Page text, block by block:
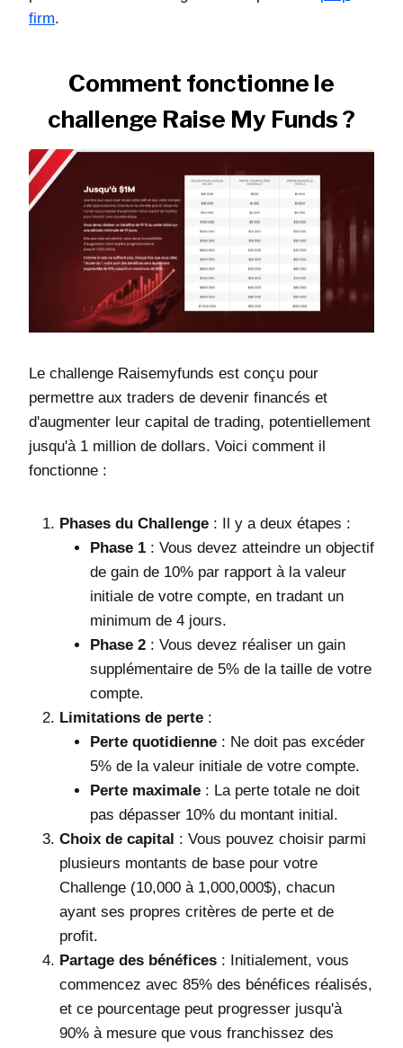
firm.
Comment fonctionne le
challenge Raise My Funds ?
Le challenge Raisemyfunds est conçu pour
permettre aux traders de devenir financés et
d'augmenter leur capital de trading, potentiellement
jusqu'à 1 million de dollars. Voici comment il
fonctionne :
Phases du Challenge : Il y a deux étapes :
Phase 1 : Vous devez atteindre un objectif
de gain de 10% par rapport à la valeur
initiale de votre compte, en tradant un
minimum de 4 jours.
Phase 2 : Vous devez réaliser un gain
supplémentaire de 5% de la taille de votre
compte.
Limitations de perte :
Perte quotidienne : Ne doit pas excéder
5% de la valeur initiale de votre compte.
Perte maximale : La perte totale ne doit
pas dépasser 10% du montant initial.
Choix de capital : Vous pouvez choisir parmi
plusieurs montants de base pour votre
Challenge (10,000 à 1,000,000$), chacun
ayant ses propres critères de perte et de
profit.
Partage des bénéfices : Initialement, vous
commencez avec 85% des bénéfices réalisés,
et ce pourcentage peut progresser jusqu'à
90% à mesure que vous franchissez des